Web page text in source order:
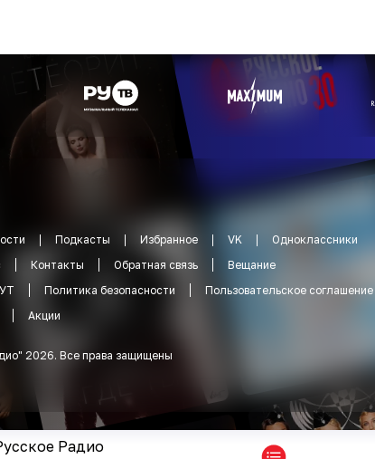
Подкасты Избранное VK
Одноклассники
Контакты Обратная связь
Вещание
Политика безопасности
Пользовательское соглашение
Акции
" 2026. Все права защищены
Радио